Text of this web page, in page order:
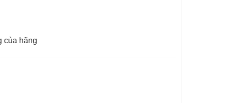
của hãng